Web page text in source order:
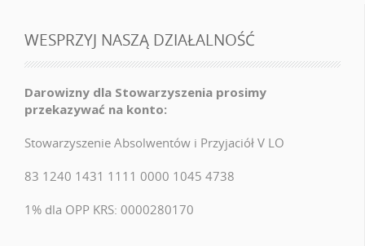
WESPRZYJ NASZĄ DZIAŁALNOŚĆ
Darowizny dla Stowarzyszenia prosimy
przekazywać na konto:
Stowarzyszenie Absolwentów i Przyjaciół V LO
83 1240 1431 1111 0000 1045 4738
1% dla OPP KRS: 0000280170